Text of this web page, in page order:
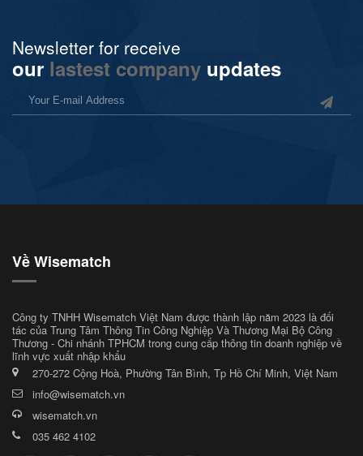
Newsletter for receive
our lastest company updates
Về Wisematch
Công ty TNHH Wisematch Việt Nam được thành lập năm 2023 là đối
tác của Trung Tâm Thông Tin Công Nghiệp Và Thương Mại Bộ Công
Thương - Chi nhánh TPHCM trong cung cấp thông tin doanh nghiệp về
lĩnh vực xuất nhập khẩu
270-272 Cộng Hoà, Phường Tân Bình, Tp Hồ Chí Minh, Việt Nam
info@wisematch.vn
wisematch.vn
035 462 4102